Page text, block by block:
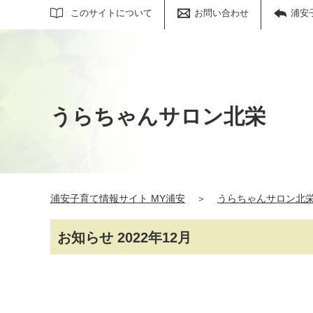
このサイトについて お問い合わせ 浦安
サイト内検索
うらちゃんサロン北栄
浦安子育て情報サイト MY浦安 ＞ うらちゃんサロン北
お知らせ 2022年12月